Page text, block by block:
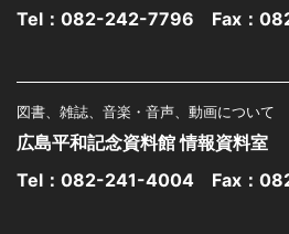
Tel： 082-242-7796 Fax：
図書、雑誌、音楽・音声、動画について
広島平和記念資料館 情報資料室
Tel： 082-241-4004 Fax：